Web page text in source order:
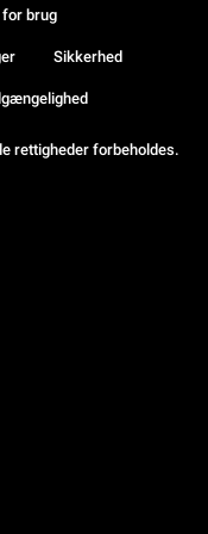
rettigheder forbeholdes.
brug
Sikkerhed